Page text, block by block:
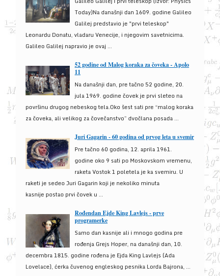
Today)Na današnji dan 1609. godine Galileo
Galilej predstavio je "prvi teleskop"
Leonardu Donatu, vladaru Venecije, i njegovim savetnicima.
Galileo Galilej napravio je ovaj ...
52 godine od Malog koraka za čoveka - Apolo
11
Na današnji dan, pre tačno 52 godine, 20.
jula 1969. godine čovek je prvi sleteo na
površinu drugog nebeskog tela.Oko šest sati pre “malog koraka
za čoveka, ali velikog za čovečanstvo” dvočlana posada ...
Juri Gagarin - 60 godina od prvog leta u svemir
Pre tačno 60 godina, 12. aprila 1961.
godine oko 9 sati po Moskovskom vremenu,
raketa Vostok 1 poletela je ka svemiru. U
raketi je sedeo Juri Gagarin koji je nekoliko minuta
kasnije postao prvi čovek u ...
Rođendan Ejde King Lavlejs - prve
programerke
Samo dan kasnije ali i mnogo godina pre
rođenja Grejs Hoper, na današnji dan, 10.
decembra 1815. godine rođena je Ejda King Lavlejs (Ada
Lovelace), ćerka čuvenog engleskog pesnika Lorda Bajrona, ...